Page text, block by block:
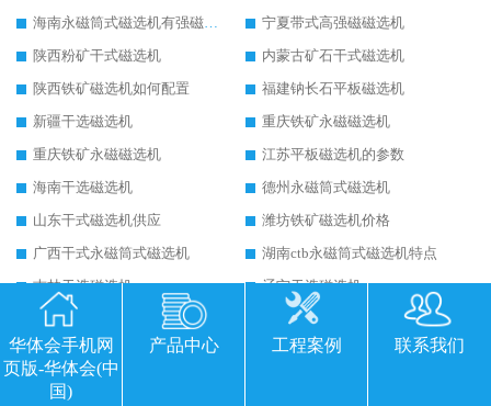
海南永磁筒式磁选机有强磁的吗
宁夏带式高强磁磁选机
陕西粉矿干式磁选机
内蒙古矿石干式磁选机
陕西铁矿磁选机如何配置
福建钠长石平板磁选机
新疆干选磁选机
重庆铁矿永磁磁选机
重庆铁矿永磁磁选机
江苏平板磁选机的参数
海南干选磁选机
德州永磁筒式磁选机
山东干式磁选机供应
潍坊铁矿磁选机价格
广西干式永磁筒式磁选机
湖南ctb永磁筒式磁选机特点
吉林干选磁选机
辽宁干选磁选机
新疆干式永磁磁选机
四川铁矿磁选机如何配置
新疆干式磁选机
福建平板磁选机适用场合
华体会手机网
页版-华体会(中
国)
产品中心 工程案例 联系我们